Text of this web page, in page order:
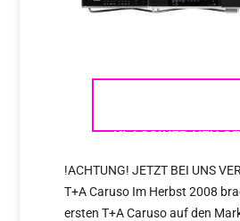
KLASSIKER NEU
!ACHTUNG! JETZT BEI UNS
T+A Caruso Im Herbst 2008
ersten T+A Caruso auf den